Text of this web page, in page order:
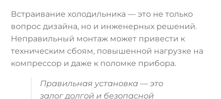
Встраивание холодильника — это не только
вопрос дизайна, но и инженерных решений.
Неправильный монтаж может привести к
техническим сбоям, повышенной нагрузке на
компрессор и даже к поломке прибора.
Правильная установка — это
залог долгой и безопасной